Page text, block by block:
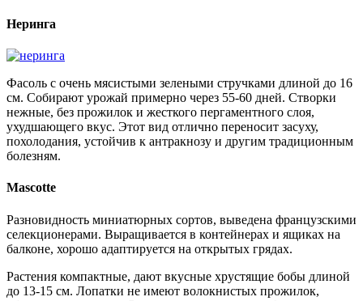
Неринга
Фасоль с очень мясистыми зелеными стручками длиной до 16
см. Собирают урожай примерно через 55-60 дней. Створки
нежные, без прожилок и жесткого пергаментного слоя,
ухудшающего вкус. Этот вид отлично переносит засуху,
похолодания, устойчив к антракнозу и другим традиционным
болезням.
Mascotte
Разновидность миниатюрных сортов, выведена французскими
селекционерами. Выращивается в контейнерах и ящиках на
балконе, хорошо адаптируется на открытых грядах.
Растения компактные, дают вкусные хрустящие бобы длиной
до 13-15 см. Лопатки не имеют волокнистых прожилок,